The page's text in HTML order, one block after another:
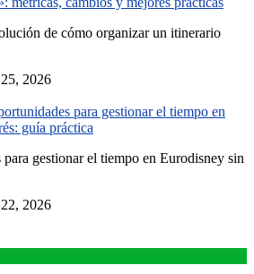
de cómo organizar un itinerario
2026
para gestionar el tiempo en
guía práctica
gestionar el tiempo en Eurodisney sin
2026